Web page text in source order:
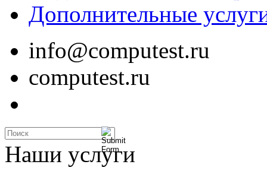
Дополнительные
info@computest.ru
computest.ru
Наши услуги